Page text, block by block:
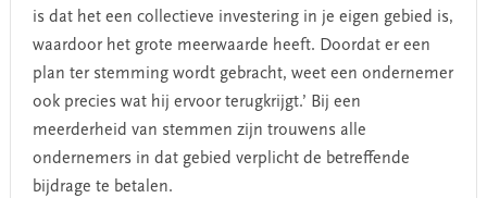
is dat het een collectieve investering in je eigen gebied is,
waardoor het grote meerwaarde heeft. Doordat er een
plan ter stemming wordt gebracht, weet een ondernemer
ook precies wat hij ervoor terugkrijgt.’ Bij een
meerderheid van stemmen zijn trouwens alle
ondernemers in dat gebied verplicht de betreffende
bijdrage te betalen.